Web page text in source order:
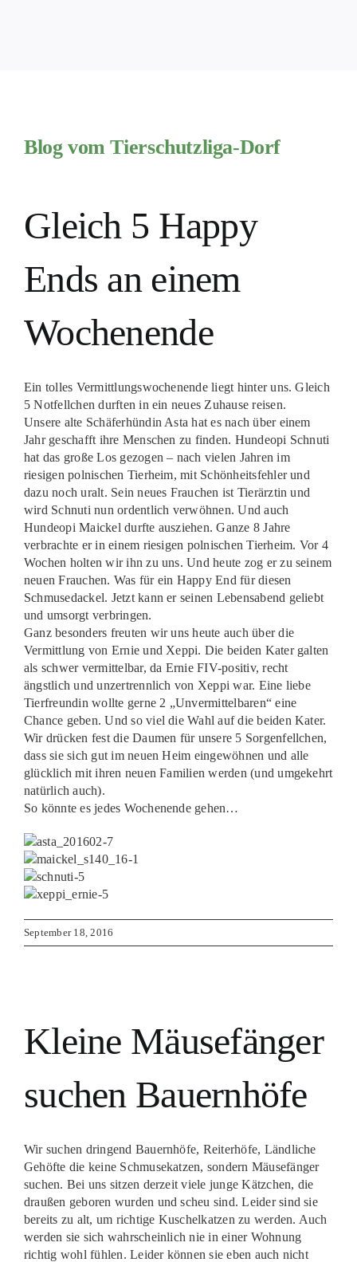
Blog vom Tierschutzliga-Dorf
Gleich 5 Happy
Ends an einem
Wochenende
Ein tolles Vermittlungswochenende liegt hinter uns. Gleich
5 Notfellchen durften in ein neues Zuhause reisen.
Unsere alte Schäferhündin Asta hat es nach über einem
Jahr geschafft ihre Menschen zu finden. Hundeopi Schnuti
hat das große Los gezogen – nach vielen Jahren im
riesigen polnischen Tierheim, mit Schönheitsfehler und
dazu noch uralt. Sein neues Frauchen ist Tierärztin und
wird Schnuti nun ordentlich verwöhnen. Und auch
Hundeopi Maickel durfte ausziehen. Ganze 8 Jahre
verbrachte er in einem riesigen polnischen Tierheim. Vor 4
Wochen holten wir ihn zu uns. Und heute zog er zu seinem
neuen Frauchen. Was für ein Happy End für diesen
Schmusedackel. Jetzt kann er seinen Lebensabend geliebt
und umsorgt verbringen.
Ganz besonders freuten wir uns heute auch über die
Vermittlung von Ernie und Xeppi. Die beiden Kater galten
als schwer vermittelbar, da Ernie FIV-positiv, recht
ängstlich und unzertrennlich von Xeppi war. Eine liebe
Tierfreundin wollte gerne 2 „Unvermittelbaren“ eine
Chance geben. Und so viel die Wahl auf die beiden Kater.
Wir drücken fest die Daumen für unsere 5 Sorgenfellchen,
dass sie sich gut im neuen Heim eingewöhnen und alle
glücklich mit ihren neuen Familien werden (und umgekehrt
natürlich auch).
So könnte es jedes Wochenende gehen…
September 18, 2016
Kleine Mäusefänger
suchen Bauernhöfe
Wir suchen dringend Bauernhöfe, Reiterhöfe, Ländliche
Gehöfte die keine Schmusekatzen, sondern Mäusefänger
suchen. Bei uns sitzen derzeit viele junge Kätzchen, die
draußen geboren wurden und scheu sind. Leider sind sie
bereits zu alt, um richtige Kuschelkatzen zu werden. Auch
werden sie sich wahrscheinlich nie in einer Wohnung
richtig wohl fühlen. Leider können sie eben auch nicht